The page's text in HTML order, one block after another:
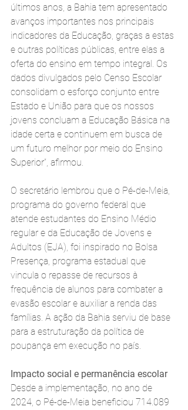
últimos anos, a Bahia tem apresentado
avanços importantes nos principais
indicadores da Educação, graças a estas
e outras políticas públicas, entre elas a
oferta do ensino em tempo integral. Os
dados divulgados pelo Censo Escolar
consolidam o esforço conjunto entre
Estado e União para que os nossos
jovens concluam a Educação Básica na
idade certa e continuem em busca de
um futuro melhor por meio do Ensino
Superior”, afirmou.
O secretário lembrou que o Pé-de-Meia,
programa do governo federal que
atende estudantes do Ensino Médio
regular e da Educação de Jovens e
Adultos (EJA), foi inspirado no Bolsa
Presença, programa estadual que
vincula o repasse de recursos à
frequência de alunos para combater a
evasão escolar e auxiliar a renda das
famílias. A ação da Bahia serviu de base
para a estruturação da política de
poupança em execução no país.
Impacto social e permanência escolar
Desde a implementação, no ano de
2024, o Pé-de-Meia beneficiou 714.089